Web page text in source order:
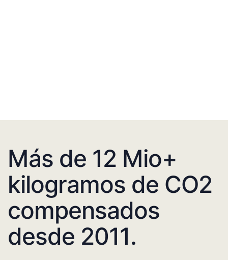
Más de 12 Mio+
kilogramos de CO2
compensados
desde 2011.